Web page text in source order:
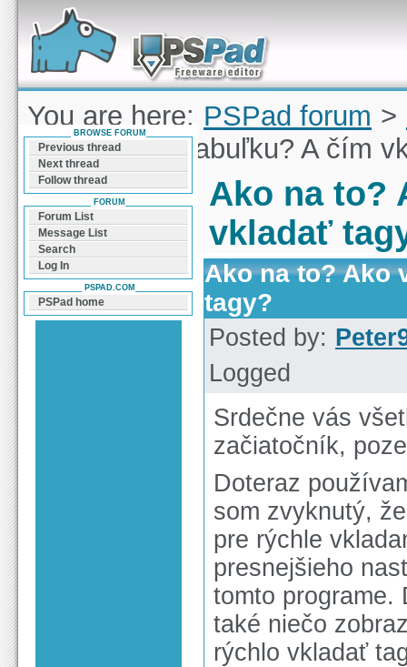
Forum can help you solve problems and quickly
find a solution with PSPad for Microsoft
Windows
You are here: PSPad forum >
Ako vytvoriť tabuľku? A čím
Ako na to?
vkladať
Ako na to? Ako
tagy?
Posted by:
Logged
Srdečne vás
začiatočník,
Doteraz
som zvyknutý,
pre rýchle
presnejšieho
tomto programe.
také niečo
rýchlo vkladať
BROWSE FORUM
Previous thread
Next thread
Follow thread
FORUM
Forum List
Message List
Search
Log In
PSPAD.COM
PSPad home